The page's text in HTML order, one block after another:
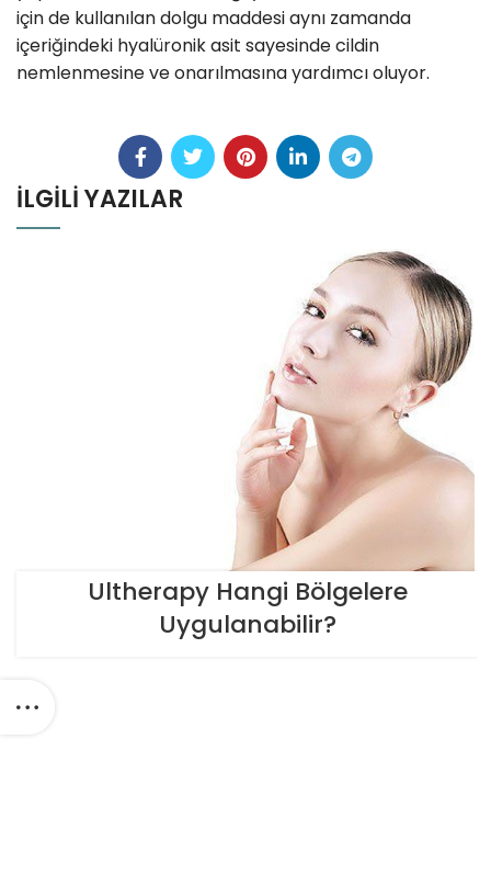
için de kullanılan dolgu maddesi aynı zamanda
içeriğindeki hyalüronik asit sayesinde cildin
nemlenmesine ve onarılmasına yardımcı oluyor.
İLGILI YAZILAR
Ultherapy Hangi Bölgelere
Uygulanabilir?